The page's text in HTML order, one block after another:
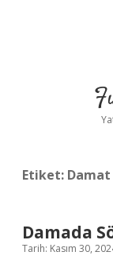
Etiket:
Damada
Tarih: Kasım 30,